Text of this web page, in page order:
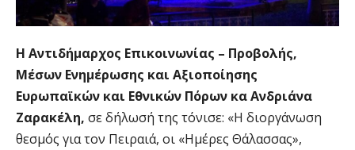
Η Αντιδήμαρχος Επικοινωνίας – Προβολής,
Μέσων Ενημέρωσης και Αξιοποίησης
Ευρωπαϊκών και Εθνικών Πόρων κα Ανδριάνα
Ζαρακέλη, σε δήλωσή της τόνισε: «Η διοργάνωση
θεσμός για τον Πειραιά, οι «Ημέρες Θάλασσας»,